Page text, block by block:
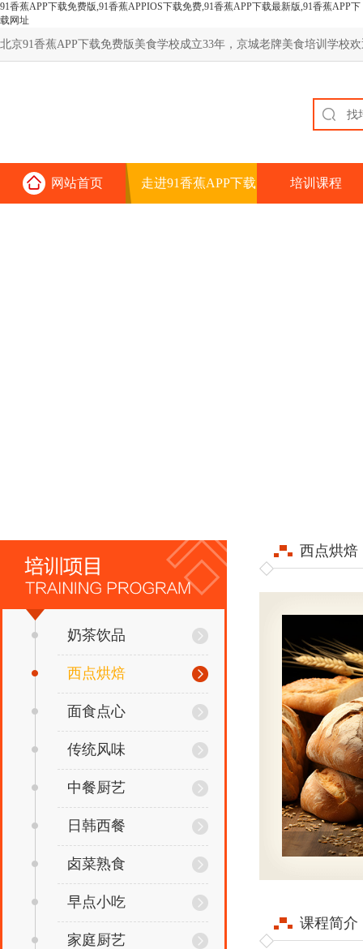
91香蕉APP下载免费版,91香蕉APPIOS下载免费,91香蕉APP下载最新版,91香蕉APP下
载网址
北京91香蕉APP下载免费版美食学校成立33年，京城老牌美食培训学校欢迎
网站首页 走进91香蕉APP下载 培训课程
奶茶饮品
西点烘焙
面食点心
传统风味
中餐厨艺
日韩西餐
卤菜熟食
早点小吃
家庭厨艺
西点烘焙
课程简介